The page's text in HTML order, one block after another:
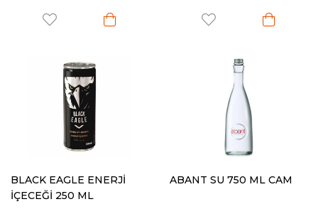
BLACK EAGLE ENERJİ
İÇECEĞİ 250 ML
ABANT SU 750 ML CAM